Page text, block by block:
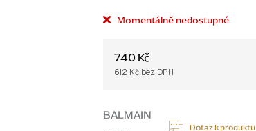
Momentálně nedostupné
740 Kč
612 Kč bez DPH
BALMAIN
Dotaz k produktu